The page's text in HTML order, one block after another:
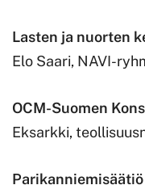
Lasten ja nuorten
Elo Saari, NAVI-
OCM-Suomen
Eksarkki,
Parikanniemisäätiö